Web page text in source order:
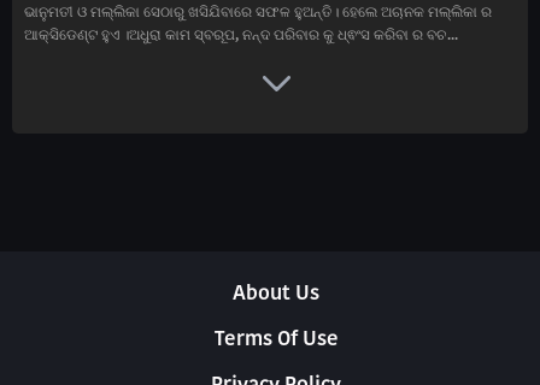
ଭାନୁମତୀ ଓ ମଲ୍ଲିକା ସେଠାରୁ ଖସିଯିବାରେ ସଫଳ ହୁଅନ୍ତି। ହେଲେ ଅଚାନକ ମଲ୍ଲିକା ର
ଆକ୍ସିଡେଣ୍ଟ ହୁଏ ।ଅଧୁରା କାମ ସ୍ବରୂପ, ନନ୍ଦ ପରିବାର କୁ ଧ୍ଵଂସ କରିବା ର ବଚ...
About Us
Terms Of Use